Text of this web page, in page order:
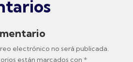
electrónico no será publicada.
están marcados con *